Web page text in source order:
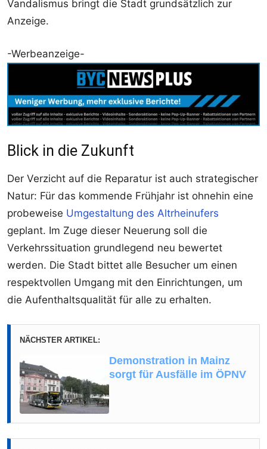
Vandalismus bringt die Stadt grundsätzlich zur
Anzeige.
-Werbeanzeige-
Blick in die Zukunft
Der Verzicht auf die Reparatur ist auch strategischer
Natur: Für das kommende Frühjahr ist ohnehin eine
probeweise Umgestaltung des Altrheinufers
geplant. Im Zuge dieser Neuerung soll die
Verkehrssituation grundlegend neu bewertet
werden. Die Stadt bittet alle Besucher um einen
respektvollen Umgang mit den Einrichtungen, um
die Aufenthaltsqualität für alle zu erhalten.
NÄCHSTER ARTIKEL:
Demonstration in Mainz
sorgt für Ausfälle im ÖPNV